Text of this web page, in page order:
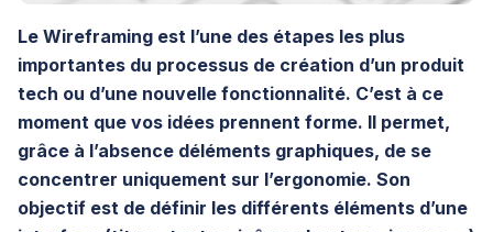
Le Wireframing est l’une des étapes les plus
importantes du processus de création d’un produit
tech ou d’une nouvelle fonctionnalité. C’est à ce
moment que vos idées prennent forme. Il permet,
grâce à l’absence déléments graphiques, de se
concentrer uniquement sur l’ergonomie. Son
objectif est de définir les différents éléments d’une